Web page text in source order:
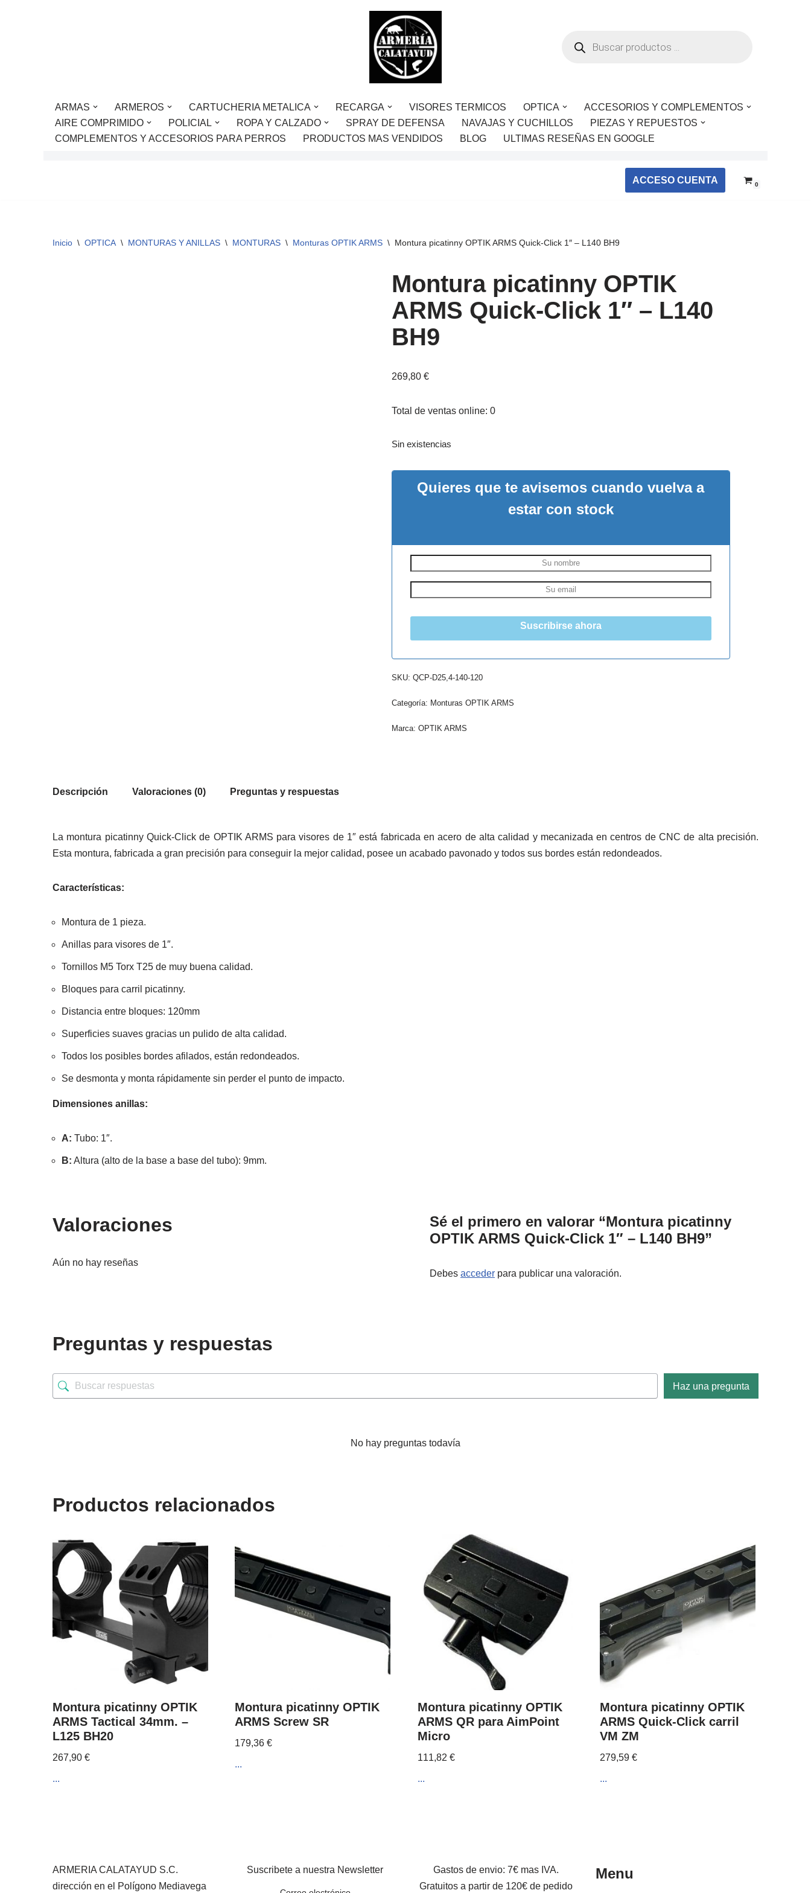
ARMAS ARMEROS CARTUCHERIA METALICA RECARGA VISORES TERMICOS OPTICA
ACCESORIOS Y COMPLEMENTOS
AIRE COMPRIMIDO
POLICIAL ROPA Y CALZADO SPRAY DE DEFENSA NAVAJAS Y CUCHILLOS
PIEZAS Y REPUESTOS
COMPLEMENTOS Y ACCESORIOS PARA PERROS
PRODUCTOS MAS VENDIDOS BLOG ULTIMAS RESEÑAS EN GOOGLE
ACCESO CUENTA 0
Inicio \ OPTICA \ MONTURAS Y ANILLAS \ MONTURAS \ Monturas OPTIK ARMS \ Montura picatinny OPTIK ARMS Quick-Click 1″ – L140 BH9
Montura picatinny OPTIK
ARMS Quick-Click 1″ – L140
BH9
269,80 €
Total de ventas online: 0
Sin existencias
Quieres que te avisemos cuando vuelva a
estar con stock
Suscribirse ahora
SKU: QCP-D25,4-140-120
Categoría: Monturas OPTIK ARMS
Marca: OPTIK ARMS
Descripción Valoraciones (0) Preguntas y respuestas
La montura picatinny Quick-Click de OPTIK ARMS para visores de 1″ está fabricada en acero de alta calidad y mecanizada en centros de CNC de alta precisión.
Esta montura, fabricada a gran precisión para conseguir la mejor calidad, posee un acabado pavonado y todos sus bordes están redondeados.
Características:
Montura de 1 pieza.
Anillas para visores de 1″.
Tornillos M5 Torx T25 de muy buena calidad.
Bloques para carril picatinny.
Distancia entre bloques: 120mm
Superficies suaves gracias un pulido de alta calidad.
Todos los posibles bordes afilados, están redondeados.
Se desmonta y monta rápidamente sin perder el punto de impacto.
Dimensiones anillas:
A: Tubo: 1″.
B: Altura (alto de la base a base del tubo): 9mm.
Valoraciones
Aún no hay reseñas
Sé el primero en valorar “Montura picatinny
OPTIK ARMS Quick-Click 1″ – L140 BH9”
Debes acceder para publicar una valoración.
Preguntas y respuestas
Haz una pregunta
No hay preguntas todavía
Productos relacionados
Montura picatinny OPTIK
ARMS Tactical 34mm. –
L125 BH20
267,90 €
...
Montura picatinny OPTIK
ARMS Screw SR
179,36€
...
Montura picatinny OPTIK
ARMS QR para AimPoint
Micro
111,82 €
...
Montura picatinny OPTIK
ARMS Quick-Click carril
VM ZM
279,59€
...
ARMERIA CALATAYUD S.C.
dirección en el Polígono Mediavega
Suscribete a nuestra Newsletter
Gastos de envio: 7€ mas IVA.
Gratuitos a partir de 120€ de pedido
Menu